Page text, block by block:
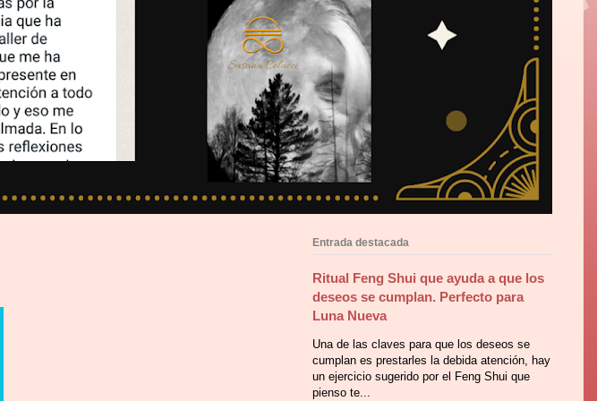
Entrada destacada
Ritual Feng Shui que ayuda a que los
deseos se cumplan. Perfecto para
Luna Nueva
Una de las claves para que los deseos se
cumplan es prestarles la debida atención, hay
un ejercicio sugerido por el Feng Shui que
pienso te...